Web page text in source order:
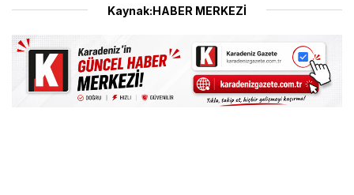
Kaynak:HABER MERKEZİ